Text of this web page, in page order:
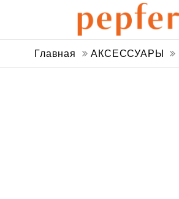
Главная АКСЕССУАРЫ